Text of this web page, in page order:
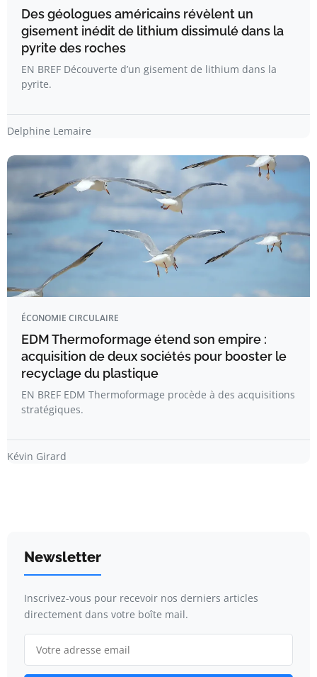
Des géologues américains révèlent un
gisement inédit de lithium dissimulé dans la
pyrite des roches
EN BREF Découverte d’un gisement de lithium dans la
pyrite.
Delphine Lemaire
ÉCONOMIE CIRCULAIRE
EDM Thermoformage étend son empire :
acquisition de deux sociétés pour booster le
recyclage du plastique
EN BREF EDM Thermoformage procède à des acquisitions
stratégiques.
Kévin Girard
Newsletter
Inscrivez-vous pour recevoir nos derniers articles
directement dans votre boîte mail.